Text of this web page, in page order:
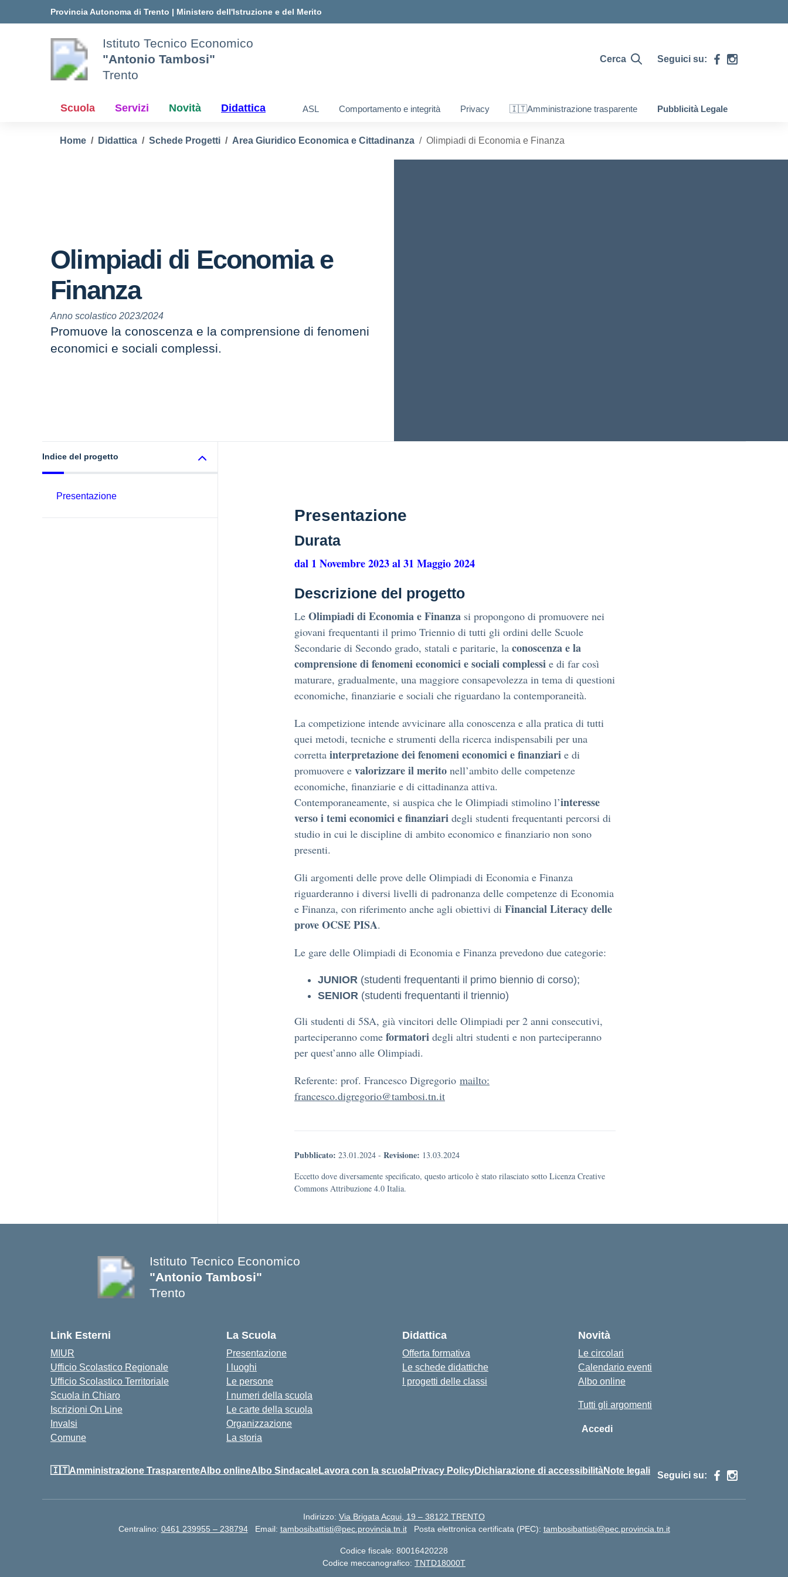
Provincia Autonoma di Trento | Ministero dell'Istruzione e del Merito
Istituto Tecnico Economico
"Antonio Tambosi"
Trento
Cerca Seguici su:
Scuola Servizi Novità Didattica ASL Comportamento e integrità Privacy 🇮🇹Amministrazione trasparente Pubblicità Legale
Home Didattica Schede Progetti Area Giuridico Economica e Cittadinanza Olimpiadi di Economia e Finanza
Olimpiadi di Economia e
Finanza
Anno scolastico 2023/2024
Promuove la conoscenza e la comprensione di fenomeni
economici e sociali complessi.
Indice del progetto
Presentazione
Presentazione
Durata
dal 1 Novembre 2023 al 31 Maggio 2024
Descrizione del progetto
Le Olimpiadi di Economia e Finanza si propongono di promuovere nei
giovani frequentanti il primo Triennio di tutti gli ordini delle Scuole
Secondarie di Secondo grado, statali e paritarie, la conoscenza e la
comprensione di fenomeni economici e sociali complessi e di far così
maturare, gradualmente, una maggiore consapevolezza in tema di questioni
economiche, finanziarie e sociali che riguardano la contemporaneità.
La competizione intende avvicinare alla conoscenza e alla pratica di tutti
quei metodi, tecniche e strumenti della ricerca indispensabili per una
corretta interpretazione dei fenomeni economici e finanziari e di
promuovere e valorizzare il merito nell’ambito delle competenze
economiche, finanziarie e di cittadinanza attiva.
Contemporaneamente, si auspica che le Olimpiadi stimolino l’interesse
verso i temi economici e finanziari degli studenti frequentanti percorsi di
studio in cui le discipline di ambito economico e finanziario non sono
presenti.
Gli argomenti delle prove delle Olimpiadi di Economia e Finanza
riguarderanno i diversi livelli di padronanza delle competenze di Economia
e Finanza, con riferimento anche agli obiettivi di Financial Literacy delle
prove OCSE PISA.
Le gare delle Olimpiadi di Economia e Finanza prevedono due categorie:
JUNIOR (studenti frequentanti il primo biennio di corso);
SENIOR (studenti frequentanti il triennio)
Gli studenti di 5SA, già vincitori delle Olimpiadi per 2 anni consecutivi,
parteciperanno come formatori degli altri studenti e non parteciperanno
per quest’anno alle Olimpiadi.
Referente: prof. Francesco Digregorio mailto:
francesco.digregorio@tambosi.tn.it
Pubblicato: 23.01.2024 - Revisione: 13.03.2024
Eccetto dove diversamente specificato, questo articolo è stato rilasciato sotto Licenza Creative
Commons Attribuzione 4.0 Italia.
Istituto Tecnico Economico
"Antonio Tambosi"
Trento
Link Esterni
MIUR
Ufficio Scolastico Regionale
Ufficio Scolastico Territoriale
Scuola in Chiaro
Iscrizioni On Line
Invalsi
Comune
La Scuola
Presentazione
I luoghi
Le persone
I numeri della scuola
Le carte della scuola
Organizzazione
La storia
Didattica
Offerta formativa
Le schede didattiche
I progetti delle classi
Novità
Le circolari
Calendario eventi
Albo online
Tutti gli argomenti
Accedi
🇮🇹Amministrazione TrasparenteAlbo onlineAlbo SindacaleLavora con la scuolaPrivacy PolicyDichiarazione di accessibilitàNote legali Seguici su:
Indirizzo: Via Brigata Acqui, 19 – 38122 TRENTO
Centralino: 0461 239955 – 238794 Email: tambosibattisti@pec.provincia.tn.it Posta elettronica certificata (PEC): tambosibattisti@pec.provincia.tn.it
Codice fiscale: 80016420228
Codice meccanografico: TNTD18000T